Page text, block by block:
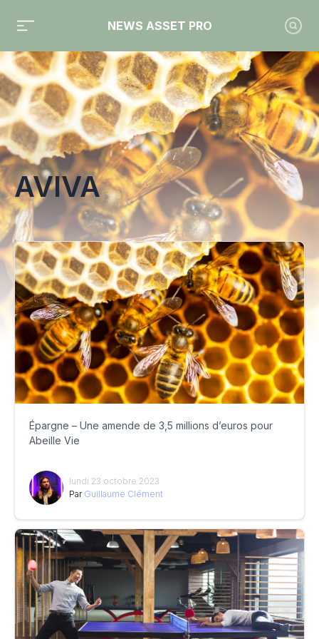
NEWS ASSET PRO
Toute l'actualité sur le tag "Aviva"
AVIVA
Épargne – Une amende de 3,5 millions d’euros pour
Abeille Vie
lundi 23 octobre 2023
Par Guillaume Clément